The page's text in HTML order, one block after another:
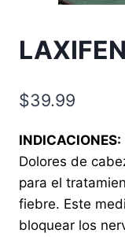
$39.99
INDICACIONES:
Dolores de
para el
fiebre. Este
bloquear los